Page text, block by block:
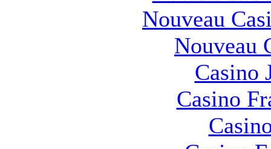
Nouveau
Nouveau
Casino
Casino